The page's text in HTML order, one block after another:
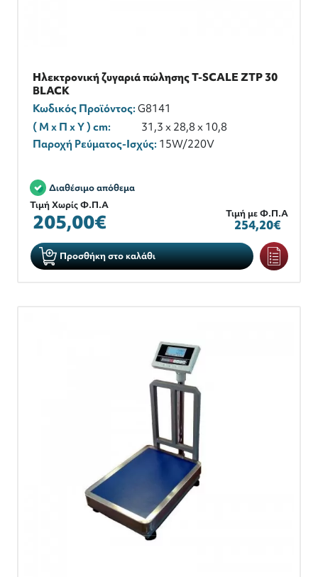
Ηλεκτρονική ζυγαριά πώλησης T-SCALE ZTP 30
BLACK
Κωδικός Προϊόντος:G8141
( M x Π x Y ) cm:
31,3 x 28,8 x 10,8
Παροχή Ρεύματος-Ισχύς: 15W/220V
Διαθέσιμο απόθεμα
Τιμή Χωρίς Φ.Π.Α
205,00€ Τιμή με Φ.Π.Α
254,20€
Προσθήκη στο καλάθι